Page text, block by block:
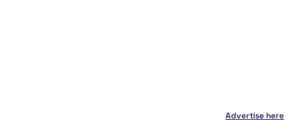
Advertise here